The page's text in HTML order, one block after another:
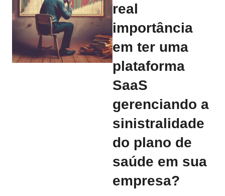
real
importância
em ter uma
plataforma
SaaS
gerenciando a
sinistralidade
do plano de
saúde em sua
empresa?